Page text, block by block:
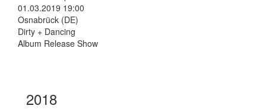
01.03.2019 19:00
Osnabrück (DE)
Dirty + Dancing
Album Release Show
2018